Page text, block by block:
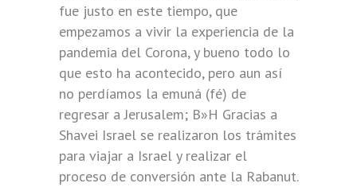
fue justo en este tiempo, que
empezamos a vivir la experiencia de la
pandemia del Corona, y bueno todo lo
que esto ha acontecido, pero aun así
no perdíamos la emuná (fé) de
regresar a Jerusalem; B»H Gracias a
Shavei Israel se realizaron los trámites
para viajar a Israel y realizar el
proceso de conversión ante la Rabanut.